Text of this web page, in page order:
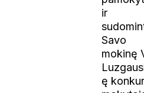
ir
Savo
mokinę
ę